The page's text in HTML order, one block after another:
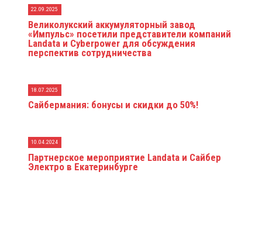
22.09.2025
Великолукский аккумуляторный завод
«Импульс» посетили представители компаний
Landata и Cyberpower для обсуждения
перспектив сотрудничества
18.07.2025
Сайбермания: бонусы и скидки до 50%!
10.04.2024
Партнерское мероприятие Landata и Сайбер
Электро в Екатеринбурге